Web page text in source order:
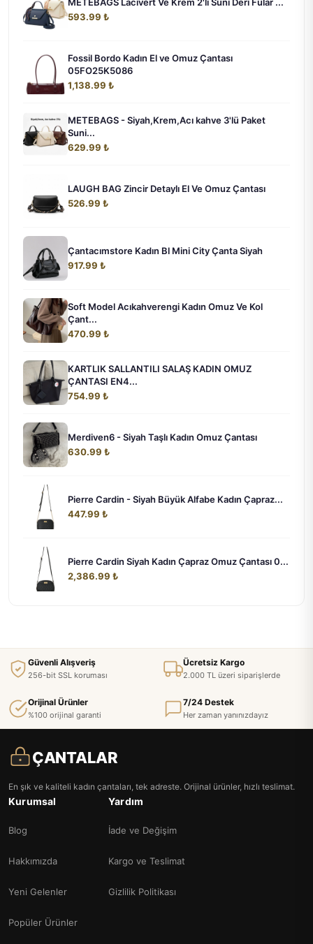
METEBAGS Lacivert Ve Krem 2'li Suni Deri Fular ...
593.99 ₺
Fossil Bordo Kadın El ve Omuz Çantası
05FO25K5086
1,138.99 ₺
METEBAGS - Siyah,Krem,Acı kahve 3'lü Paket
Suni...
629.99 ₺
LAUGH BAG Zincir Detaylı El Ve Omuz Çantası
526.99 ₺
Çantacımstore Kadın Bl Mini City Çanta Siyah
917.99 ₺
Soft Model Acıkahverengi Kadın Omuz Ve Kol
Çant...
470.99 ₺
KARTLIK SALLANTILI SALAŞ KADIN OMUZ
ÇANTASI EN4...
754.99 ₺
Merdiven6 - Siyah Taşlı Kadın Omuz Çantası
630.99 ₺
Pierre Cardin - Siyah Büyük Alfabe Kadın Çapraz...
447.99 ₺
Pierre Cardin Siyah Kadın Çapraz Omuz Çantası 0...
2,386.99 ₺
Güvenli Alışveriş
256-bit SSL koruması
Ücretsiz Kargo
2.000 TL üzeri siparişlerde
Orijinal Ürünler
%100 orijinal garanti
7/24 Destek
Her zaman yanınızdayız
ÇANTALAR
En şık ve kaliteli kadın çantaları, tek adreste. Orijinal ürünler, hızlı teslimat.
Kurumsal
Blog
Hakkımızda
Yeni Gelenler
Popüler Ürünler
Yardım
İade ve Değişim
Kargo ve Teslimat
Gizlilik Politikası